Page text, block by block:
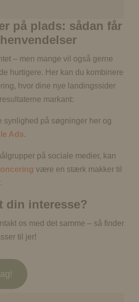
på plads: sådan får
– men mange vil også gerne
hurtigere. Her kan du kombinere
hvor dine nye landingssider
markant:
synlighed på søgninger her og
Ads.
på sociale medier, kan
være en stærk makker til
din interesse?
os med det samme – så finder
til jer!